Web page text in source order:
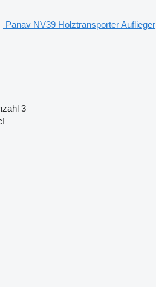
Panav NV39 Holztransporter Auflieger
3